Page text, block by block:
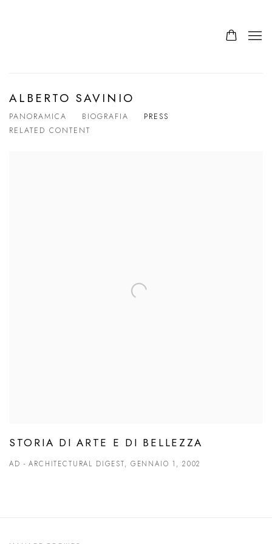
ALBERTO SAVINIO
PANORAMICA BIOGRAFIA
PRESS
RELATED CONTENT
STORIA DI ARTE E DI BELLEZZA
AD - ARCHITECTURAL DIGEST, GENNAIO 1, 2002